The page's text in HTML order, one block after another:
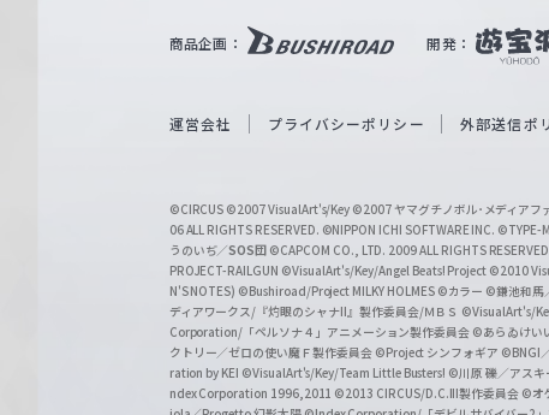
W
i
c
h
w
a
r
z
商品企画： 開発：
運営会社 プライバシーポリシー 外部送信ポ
©CIRCUS ©2007 VisualArt's/Key ©2007 ヤマグチノボル･メディアフ
06 ALL RIGHTS RESERVED. ©NIPPON ICHI SOFTWARE INC. ©TYPE-
うのいぢ／SOS団 ©CAPCOM CO., LTD. 2009 ALL RIGHTS
PROJECT-RAILGUN ©VisualArt's/Key/Angel Beats! Project ©2010
N'S NOTES) ©Bushiroad/Project MILKY HOLMES ©カラー ©鎌池和馬
ディアワークス/『灼眼のシャナII』製作委員会/ＭＢＳ ©VisualArt's/
Corporation/「ペルソナ４」アニメーション製作委員会 ©あらゐけい
クトリー／ゼロの使い魔Ｆ製作委員会 ©Project シンフォギア ©BNGI
ration by KEI ©VisualArt's/Key/Team Little Busters! ©川原 礫／アスキ
ndex Corporation 1996,2011 ©2013 CIRCUS/D.C.III製作委員会 ©オ